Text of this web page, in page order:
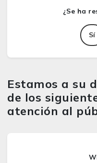
Sí
Estamos a su
de los
atención al